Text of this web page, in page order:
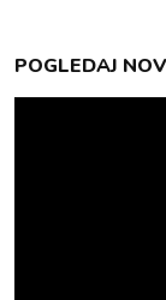
POGLEDAJ